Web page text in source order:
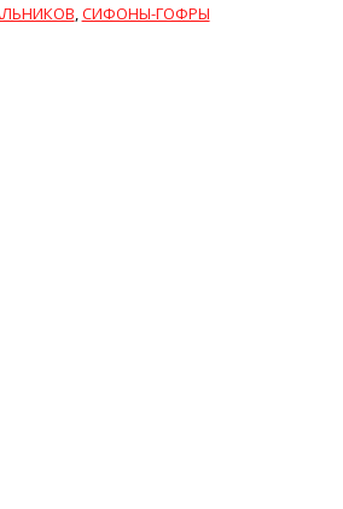
,СИФОНЫ-ГОФРЫ